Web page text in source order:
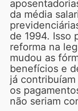
da média
de 1994. Isso
reforma na
mudou as
benefícios e
já
os
não seriam